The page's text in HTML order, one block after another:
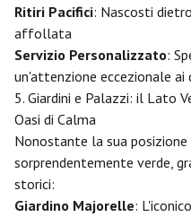
Ritiri Pacifici: Nascosti
affollata
Servizio Personalizzato:
un'attenzione eccezionale
5. Giardini e Palazzi: il Lato
Oasi di Calma
Nonostante la sua
sorprendentemente verde,
storici:
Giardino Majorelle: